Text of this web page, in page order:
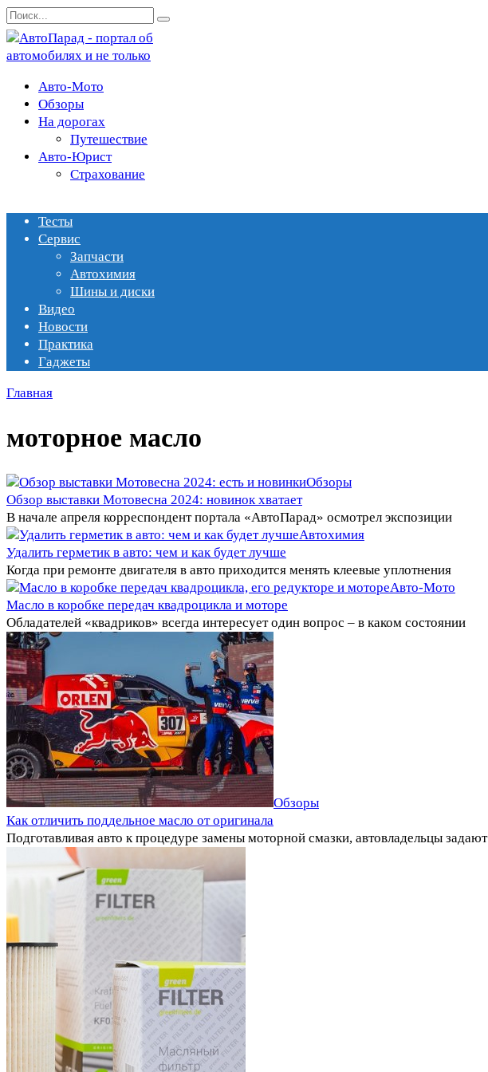
Перейти
к
содержанию
Search
for:
Авто-Мото
Обзоры
На дорогах
Путешествие
Авто-Юрист
Страхование
Тесты
Сервис
Запчасти
Автохимия
Шины и диски
Видео
Новости
Практика
Гаджеты
Главная
моторное масло
Обзоры
Обзор выставки Мотовесна 2024: новинок хватает
В начале апреля корреспондент портала «АвтоПарад» осмотрел экспозиции
Автохимия
Удалить герметик в авто: чем и как будет лучше
Когда при ремонте двигателя в авто приходится менять клеевые уплотнения
Авто-Мото
Масло в коробке передач квадроцикла и моторе
Обладателей «квадриков» всегда интересует один вопрос – в каком состоянии
Обзоры
Как отличить поддельное масло от оригинала
Подготавливая авто к процедуре замены моторной смазки, автовладельцы задают